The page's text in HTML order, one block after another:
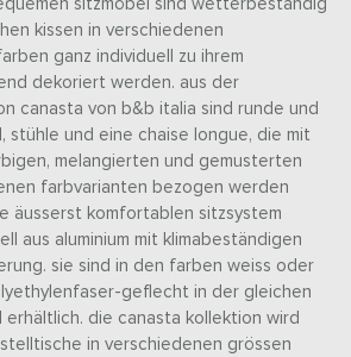
sitzmöbel sind wetterbeständig
kissen in verschiedenen
ganz individuell zu ihrem
dekoriert werden. aus der
canasta von b&b italia sind runde und
stühle und eine chaise longue, die mit
melangierten und gemusterten
farbvarianten bezogen werden
äusserst komfortablen sitzsystem
aus aluminium mit klimabeständigen
sie sind in den farben weiss oder
geflecht in der gleichen
die canasta kollektion wird
in verschiedenen grössen